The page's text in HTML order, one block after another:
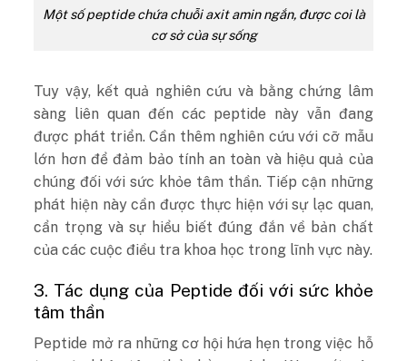
Một số peptide chứa chuỗi axit amin ngắn, được coi là
cơ sở của sự sống
Tuy vậy, kết quả nghiên cứu và bằng chứng lâm
sàng liên quan đến các peptide này vẫn đang
được phát triển. Cần thêm nghiên cứu với cỡ mẫu
lớn hơn để đảm bảo tính an toàn và hiệu quả của
chúng đối với sức khỏe tâm thần. Tiếp cận những
phát hiện này cần được thực hiện với sự lạc quan,
cẩn trọng và sự hiểu biết đúng đắn về bản chất
của các cuộc điều tra khoa học trong lĩnh vực này.
3. Tác dụng của Peptide đối với sức khỏe
tâm thần
Peptide mở ra những cơ hội hứa hẹn trong việc hỗ